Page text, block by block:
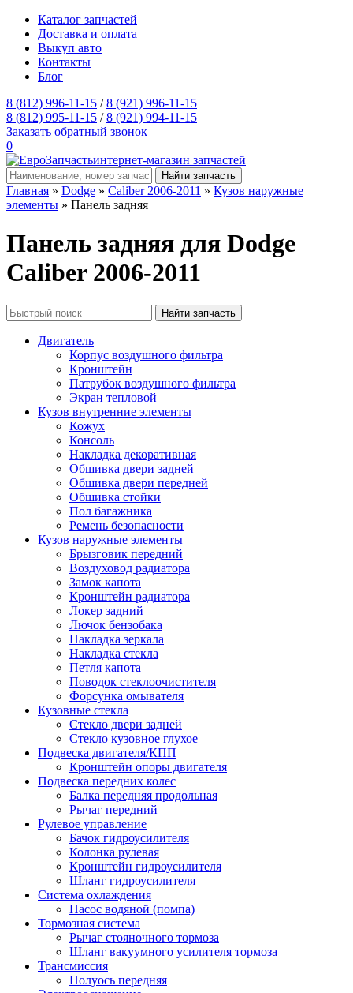
Каталог запчастей
Доставка и оплата
Выкуп авто
Контакты
Блог
8 (812) 996-11-15 /8 (921) 996-11-15
8 (812) 995-11-15 /8 (921) 994-11-15
Заказать обратный звонок
0
интернет-магазин запчастей
Главная » Dodge » Caliber 2006-2011 » Кузов наружные
элементы » Панель задняя
Панель задняя для Dodge
Caliber 2006-2011
Двигатель
Корпус воздушного фильтра
Кронштейн
Патрубок воздушного фильтра
Экран тепловой
Кузов внутренние элементы
Кожух
Консоль
Накладка декоративная
Обшивка двери задней
Обшивка двери передней
Обшивка стойки
Пол багажника
Ремень безопасности
Кузов наружные элементы
Брызговик передний
Воздуховод радиатора
Замок капота
Кронштейн радиатора
Локер задний
Лючок бензобака
Накладка зеркала
Накладка стекла
Петля капота
Поводок стеклоочистителя
Форсунка омывателя
Кузовные стекла
Стекло двери задней
Стекло кузовное глухое
Подвеска двигателя/КПП
Кронштейн опоры двигателя
Подвеска передних колес
Балка передняя продольная
Рычаг передний
Рулевое управление
Бачок гидроусилителя
Колонка рулевая
Кронштейн гидроусилителя
Шланг гидроусилителя
Система охлаждения
Насос водяной (помпа)
Тормозная система
Рычаг стояночного тормоза
Шланг вакуумного усилителя тормоза
Трансмиссия
Полуось передняя